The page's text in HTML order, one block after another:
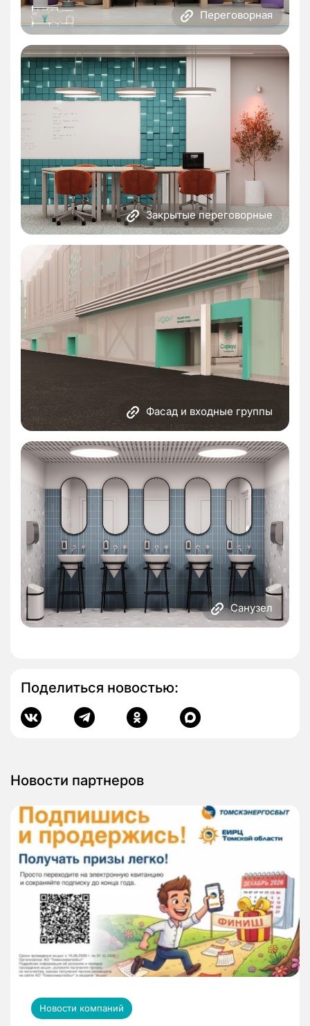
Переговорная
Закрытые переговорные
Фасад и входные группы
Санузел
Поделиться новостью:
Новости партнеров
Новости компаний